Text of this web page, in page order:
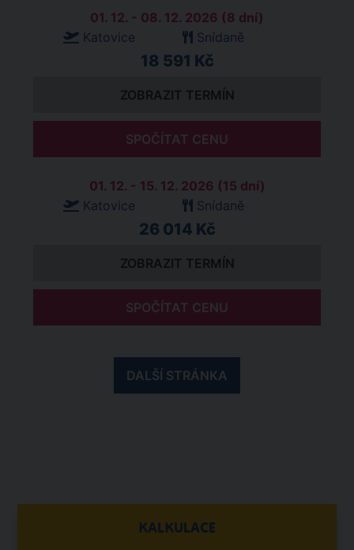
01. 12. - 08. 12. 2026 (8 dní)
Katovice
Snídaně
18 591 Kč
ZOBRAZIT TERMÍN
SPOČÍTAT CENU
01. 12. - 15. 12. 2026 (15 dní)
Katovice
Snídaně
26 014 Kč
ZOBRAZIT TERMÍN
SPOČÍTAT CENU
DALŠÍ STRÁNKA
KALKULACE